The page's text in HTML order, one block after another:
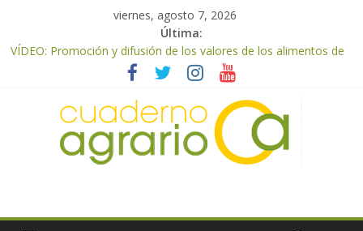
viernes, agosto 7, 2026
Última:
VÍDEO: Promoción y difusión de los valores de los alimentos de
origen cooperativo en escuelas de hostelería
UPA Granada advierte de una vendimia marcada por el
desplome de la demanda, que obligará a muchos viticultores a
dejar la uva en el campo
El Ministerio de Agricultura, Pesca y Alimentación impulsa un
nuevo protocolo de certificación del ibérico para reforzar la